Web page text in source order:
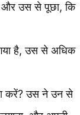
उस से पूछा, कि
है, उस से अधिक
करें? उस ने उन से